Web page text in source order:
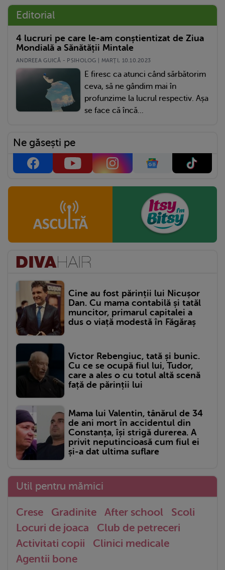
Editorial
4 lucruri pe care le-am conștientizat de Ziua
Mondială a Sănătății Mintale
ANDREEA GUICĂ - PSIHOLOG | MARŢI, 10.10.2023
E firesc ca atunci când sărbătorim
ceva, să ne gândim mai în
profunzime la lucrul respectiv. Așa
se face că încă...
Ne găsești pe
Cine au fost părinții lui Nicușor
Dan. Cu mama contabilă și tatăl
muncitor, primarul capitalei a
dus o viață modestă în Făgăraș
Victor Rebengiuc, tată și bunic.
Cu ce se ocupă fiul lui, Tudor,
care a ales o cu totul altă scenă
față de părinții lui
Mama lui Valentin, tânărul de 34
de ani mort în accidentul din
Constanța, își strigă durerea. A
privit neputincioasă cum fiul ei
și-a dat ultima suflare
Util pentru mămici
Crese Gradinite After school
Scoli
Locuri de joaca
Club de petreceri
Activitati copii
Clinici medicale
Agentii bone